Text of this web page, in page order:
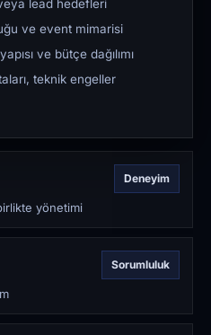
lead hedefleri
ve event mimarisi
ve bütçe dağılımı
teknik engeller
Deneyim
yönetimi
Sorumluluk